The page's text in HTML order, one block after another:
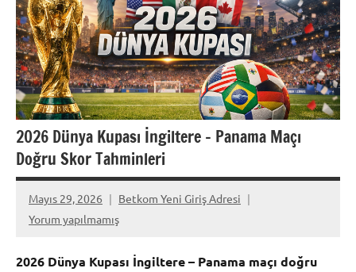
2026 Dünya Kupası İngiltere – Panama Maçı
Doğru Skor Tahminleri
Mayıs 29, 2026
Betkom Yeni Giriş Adresi
Yorum yapılmamış
2026 Dünya Kupası İngiltere – Panama maçı doğru